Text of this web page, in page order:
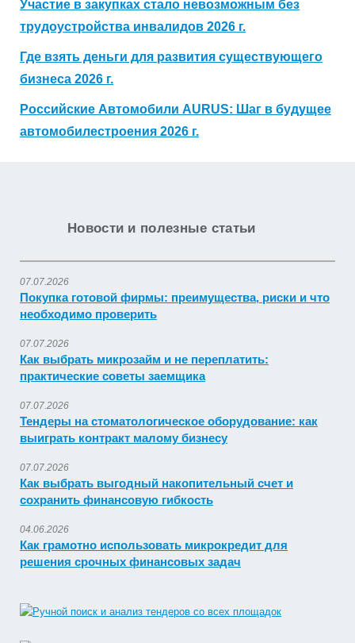
Участие в закупках стало невозможным без
трудоустройства инвалидов 2026 г.
Где взять деньги для развития существующего
бизнеса 2026 г.
Российские Автомобили AURUS: Шаг в будущее
автомобилестроения 2026 г.
Новости и полезные статьи
07.07.2026
Покупка готовой фирмы: преимущества, риски и что
необходимо проверить
07.07.2026
Как выбрать микрозайм и не переплатить:
практические советы заемщика
07.07.2026
Тендеры на стоматологическое оборудование: как
выиграть контракт малому бизнесу
07.07.2026
Как выбрать выгодный накопительный счет и
сохранить финансовую гибкость
04.06.2026
Как грамотно использовать микрокредит для
решения срочных финансовых задач